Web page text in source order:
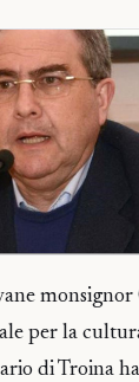
per la
di Troina